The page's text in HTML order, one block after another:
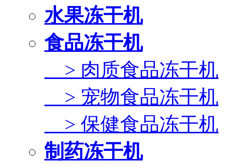
水果冻干机
食品冻干机
> 肉质食品冻干机
> 宠物食品冻干机
> 保健食品冻干机
制药冻干机